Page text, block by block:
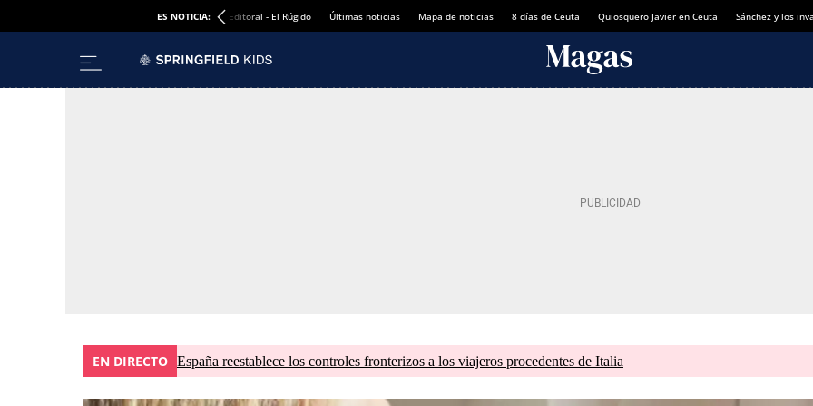
ES NOTICIA: Editoral - El Rúgido Últimas noticias Mapa de noticias 8 días de Ceuta Quiosquero Javier en Ceuta Sánchez y los
EN DIRECTO España reestablece los controles fronterizos a los viajeros procedentes de Italia